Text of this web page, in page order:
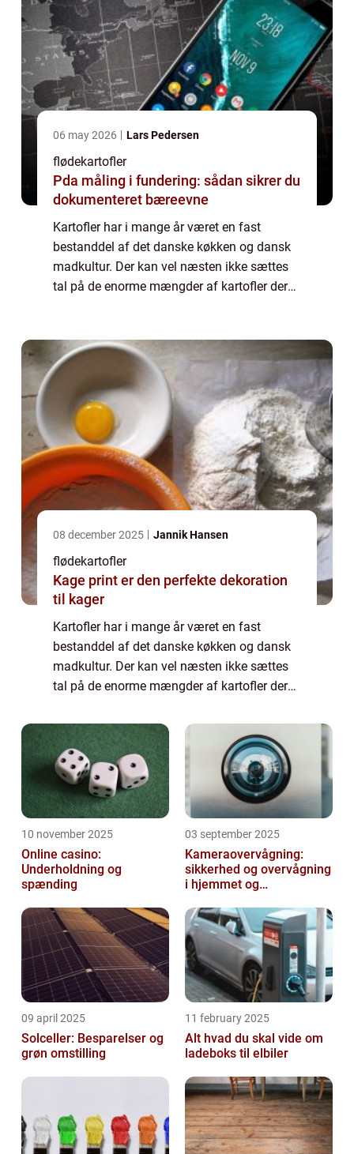
06 may 2026 Lars Pedersen
flødekartofler
Pda måling i fundering: sådan sikrer du
dokumenteret bæreevne
Kartofler har i mange år været en fast
bestanddel af det danske køkken og dansk
madkultur. Der kan vel næsten ikke sættes
tal på de enorme mængder af kartofler der
08 december 2025 Jannik Hansen
flødekartofler
Kage print er den perfekte dekoration
til kager
Kartofler har i mange år været en fast
bestanddel af det danske køkken og dansk
madkultur. Der kan vel næsten ikke sættes
tal på de enorme mængder af kartofler der
10 november 2025
Online casino:
Underholdning og
spænding
03 september 2025
Kameraovervågning:
sikkerhed og overvågning
i hjemmet og
09 april 2025
Solceller: Besparelser og
grøn omstilling
11 february 2025
Alt hvad du skal vide om
ladeboks til elbiler